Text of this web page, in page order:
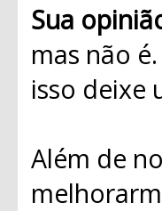
Sua
mas não
isso deixe
Além de